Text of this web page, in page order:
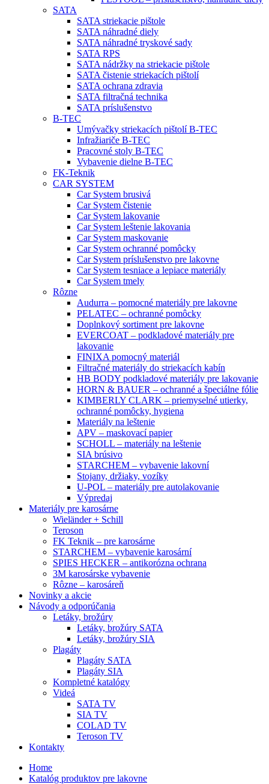
SATA
SATA striekacie pištole
SATA náhradné diely
SATA náhradné tryskové sady
SATA RPS
SATA nádržky na striekacie pištole
SATA čistenie striekacích pištolí
SATA ochrana zdravia
SATA filtračná technika
SATA príslušenstvo
B-TEC
Umývačky striekacích pištolí B-TEC
Infražiariče B-TEC
Pracovné stoly B-TEC
Vybavenie dielne B-TEC
FK-Teknik
CAR SYSTEM
Car System brusivá
Car System čistenie
Car System lakovanie
Car System leštenie lakovania
Car System maskovanie
Car System ochranné pomôcky
Car System príslušenstvo pre lakovne
Car System tesniace a lepiace materiály
Car System tmely
Rôzne
Audurra – pomocné materiály pre lakovne
PELATEC – ochranné pomôcky
Doplnkový sortiment pre lakovne
EVERCOAT – podkladové materiály pre
lakovanie
FINIXA pomocný materiál
Filtračné materiály do striekacích kabín
HB BODY podkladové materiály pre lakovanie
HORN & BAUER – ochranné a špeciálne fólie
KIMBERLY CLARK – priemyselné utierky,
ochranné pomôcky, hygiena
Materiály na leštenie
APV – maskovací papier
SCHOLL – materiály na leštenie
SIA brúsivo
STARCHEM – vybavenie lakovní
Stojany, držiaky, vozíky
U-POL – materiály pre autolakovanie
Výpredaj
Materiály pre karosárne
Wieländer + Schill
Teroson
FK Teknik – pre karosárne
STARCHEM – vybavenie karosární
SPIES HECKER – antikorózna ochrana
3M karosárske vybavenie
Rôzne – karosáreň
Novinky a akcie
Návody a odporúčania
Letáky, brožúry
Letáky, brožúry SATA
Letáky, brožúry SIA
Plagáty
Plagáty SATA
Plagáty SIA
Kompletné katalógy
Videá
SATA TV
SIA TV
COLAD TV
Teroson TV
Kontakty
Home
Katalóg produktov pre lakovne